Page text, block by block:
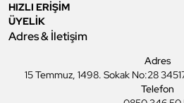
HIZLI ERİŞİM
ÜYELİK
Adres & İletişim
Adres
15 Temmuz, 1498. Sokak No:28
Telefon